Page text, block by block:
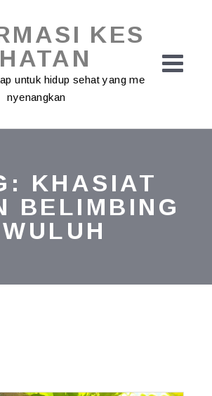
KES
untuk hidup sehat yang me
nyenangkan
KHASIAT
BELIMBING
WULUH